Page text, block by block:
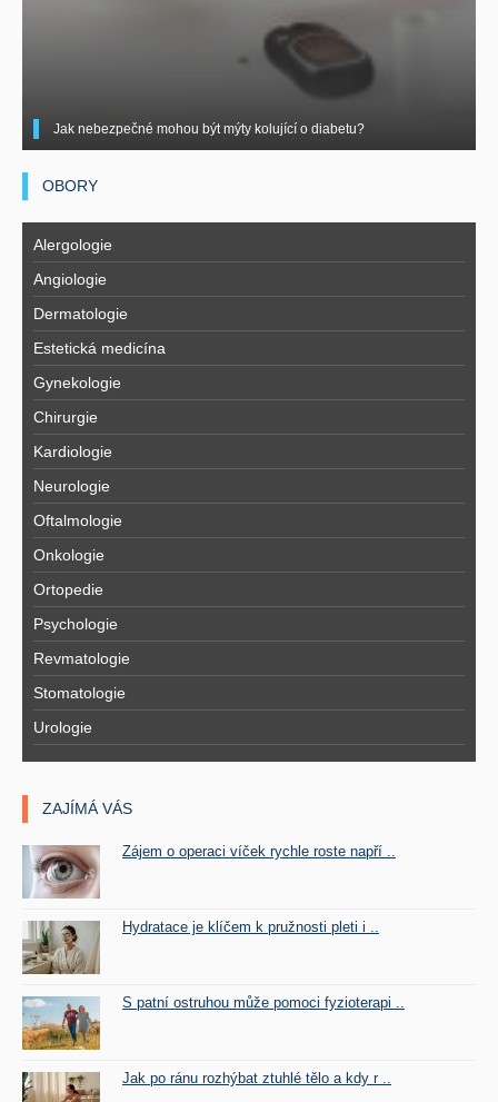
Jak nebezpečné mohou být mýty kolující o diabetu?
OBORY
Alergologie
Angiologie
Dermatologie
Estetická medicína
Gynekologie
Chirurgie
Kardiologie
Neurologie
Oftalmologie
Onkologie
Ortopedie
Psychologie
Revmatologie
Stomatologie
Urologie
ZAJÍMÁ VÁS
Zájem o operaci víček rychle roste napří ..
Hydratace je klíčem k pružnosti pleti i ..
S patní ostruhou může pomoci fyzioterapi ..
Jak po ránu rozhýbat ztuhlé tělo a kdy r ..